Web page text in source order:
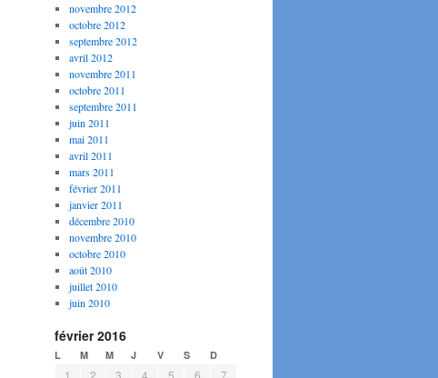
novembre 2012
octobre 2012
septembre 2012
avril 2012
novembre 2011
octobre 2011
septembre 2011
juin 2011
mai 2011
avril 2011
mars 2011
février 2011
janvier 2011
décembre 2010
novembre 2010
octobre 2010
août 2010
juillet 2010
juin 2010
février 2016
L M M J V S D
1 2 3 4 5 6 7